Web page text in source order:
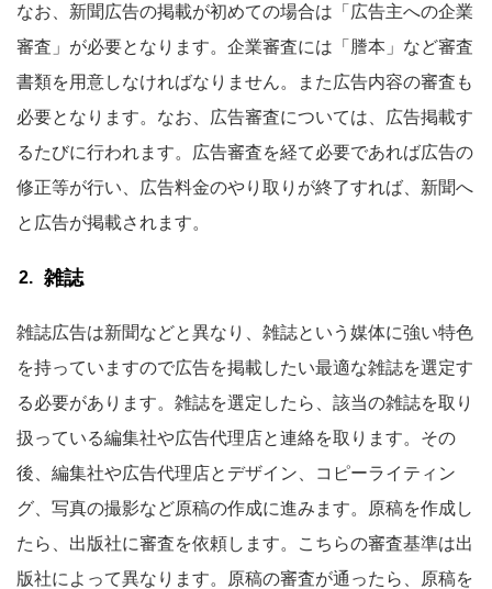
なお、新聞広告の掲載が初めての場合は「広告主への企業
審査」が必要となります。企業審査には「謄本」など審査
書類を用意しなければなりません。また広告内容の審査も
必要となります。なお、広告審査については、広告掲載す
るたびに行われます。広告審査を経て必要であれば広告の
修正等が行い、広告料金のやり取りが終了すれば、新聞へ
と広告が掲載されます。
雑誌
雑誌広告は新聞などと異なり、雑誌という媒体に強い特色
を持っていますので広告を掲載したい最適な雑誌を選定す
る必要があります。雑誌を選定したら、該当の雑誌を取り
扱っている編集社や広告代理店と連絡を取ります。その
後、編集社や広告代理店とデザイン、コピーライティン
グ、写真の撮影など原稿の作成に進みます。原稿を作成し
たら、出版社に審査を依頼します。こちらの審査基準は出
版社によって異なります。原稿の審査が通ったら、原稿を